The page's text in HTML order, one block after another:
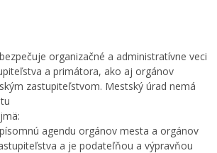
úradu
objednávky
organizačné a administratívne veci
a primátora, ako aj orgánov
zastupiteľstvom. Mestský úrad nemá
agendu orgánov mesta a orgánov
a je podateľňou a výpravňou